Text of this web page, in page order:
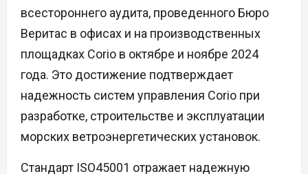
всестороннего аудита, проведенного Бюро
Веритас в офисах и на производственных
площадках Corio в октябре и ноябре 2024
года. Это достижение подтверждает
надежность систем управления Corio при
разработке, строительстве и эксплуатации
морских ветроэнергетических установок.
Стандарт ISO45001 отражает надежную